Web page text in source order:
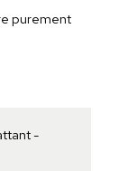
purement
-